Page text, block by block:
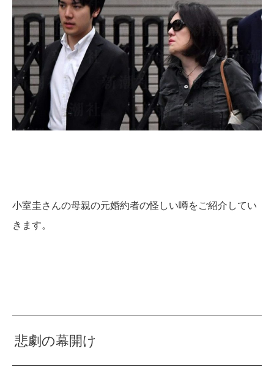
小室圭さんの母親の元婚約者の怪しい噂をご紹介してい
きます。
悲劇の幕開け